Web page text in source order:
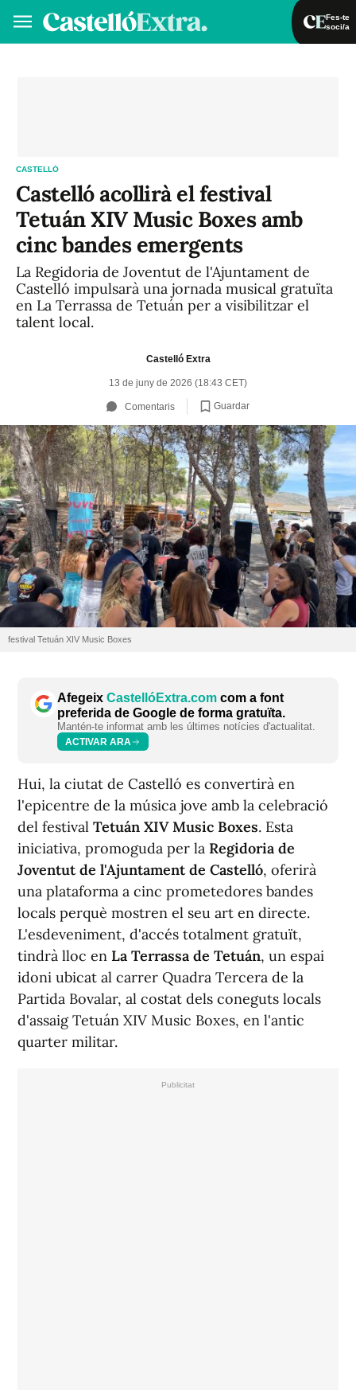
Fes-te
soci/a
CASTELLÓ
Castelló acollirà el festival
Tetuán XIV Music Boxes amb
cinc bandes emergents
La Regidoria de Joventut de l'Ajuntament de
Castelló impulsarà una jornada musical gratuïta
en La Terrassa de Tetuán per a visibilitzar el
talent local.
Castelló Extra
13 de juny de 2026 (18:43 CET)
Comentaris Guardar
festival Tetuán XIV Music Boxes
Afegeix CastellóExtra.com com a font
preferida de Google de forma gratuïta.
Mantén-te informat amb les últimes notícies d'actualitat.
ACTIVAR ARA
Hui, la ciutat de Castelló es convertirà en
l'epicentre de la música jove amb la celebració
del festival Tetuán XIV Music Boxes. Esta
iniciativa, promoguda per la Regidoria de
Joventut de l'Ajuntament de Castelló, oferirà
una plataforma a cinc prometedores bandes
locals perquè mostren el seu art en directe.
L'esdeveniment, d'accés totalment gratuït,
tindrà lloc en La Terrassa de Tetuán, un espai
idoni ubicat al carrer Quadra Tercera de la
Partida Bovalar, al costat dels coneguts locals
d'assaig Tetuán XIV Music Boxes, en l'antic
quarter militar.